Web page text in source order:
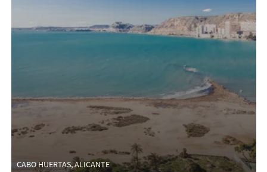
CABO HUERTAS, ALICANTE